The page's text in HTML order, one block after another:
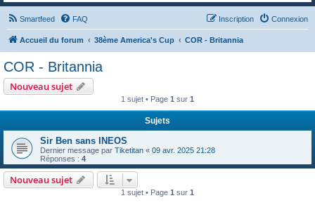
Smartfeed FAQ Connexion
Inscription
Accueil du forum 38ème America's Cup COR - Britannia
COR - Britannia
Nouveau sujet
1 sujet • Page 1 sur 1
Sujets
Sir Ben sans INEOS
Dernier message par Tiketitan « 09 avr. 2025 21:28
Réponses : 4
Nouveau sujet
1 sujet • Page 1 sur 1